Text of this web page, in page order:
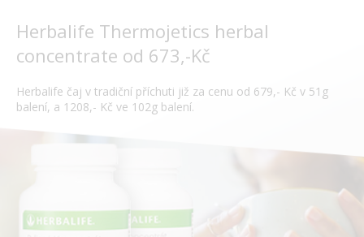
Herbalife Thermojetics herbal
concentrate od 673,-Kč
Herbalife čaj v tradiční příchuti již za cenu od 679,- Kč v 51g
balení, a 1208,- Kč ve 102g balení.